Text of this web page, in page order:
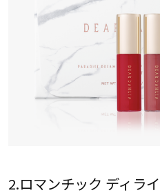
2.ロマンチック ディラ